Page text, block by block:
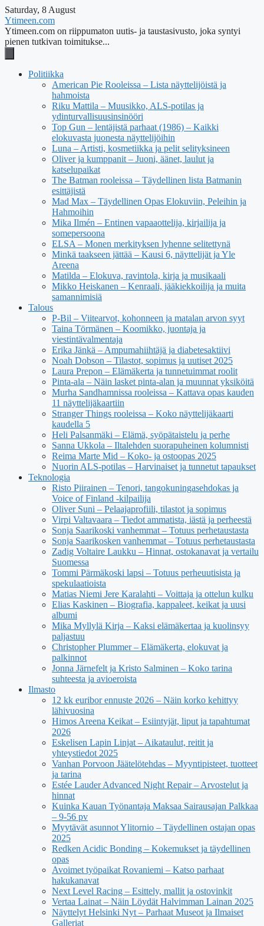
Saturday, 8 August
Ytimeen.com
Ytimeen.com on riippumaton uutis- ja taustasivusto, joka syntyi
pienen tutkivan toimitukse...
Politiikka
American Pie Rooleissa – Lista näyttelijöistä ja
hahmoista
Riku Mattila – Muusikko, ALS-potilas ja
ydinturvallisuusinsinööri
Top Gun – lentäjistä parhaat (1986) – Kaikki
elokuvasta juonesta näyttelijöihin
Luna – Artisti, kosmetiikka ja pelit selityksineen
Oliver ja kumppanit – Juoni, äänet, laulut ja
katselupaikat
The Batman rooleissa – Täydellinen lista Batmanin
esittäjistä
Mad Max – Täydellinen Opas Elokuviin, Peleihin ja
Hahmoihin
Mika Ilmén – Entinen vapaaottelija, kirjailija ja
somepersoona
ELSA – Monen merkityksen lyhenne selitettynä
Minkä taakseen jättää – Kausi 6, näyttelijät ja Yle
Areena
Matilda – Elokuva, ravintola, kirja ja musikaali
Mikko Heiskanen – Kenraali, jääkiekkoilija ja muita
samannimisiä
Talous
P-Bil – Viitearvot, kohonneen ja matalan arvon syyt
Taina Törmänen – Koomikko, juontaja ja
viestintävalmentaja
Erika Jänkä – Ampumahiihtäjä ja diabetesaktiivi
Noah Dobson – Tilastot, sopimus ja uutiset 2025
Laura Prepon – Elämäkerta ja tunnetuimmat roolit
Pinta-ala – Näin lasket pinta-alan ja muunnat yksiköitä
Murha Sandhamnissa rooleissa – Kattava opas kauden
11 näyttelijäkaartiin
Stranger Things rooleissa – Koko näyttelijäkaarti
kaudella 5
Heli Palsanmäki – Elämä, syöpätaistelu ja perhe
Sanna Ukkola – Iltalehden suorapuheinen kolumnisti
Reima Marte Mid – Koko- ja ostoopas 2025
Nuorin ALS-potilas – Harvinaiset ja tunnetut tapaukset
Teknologia
Risto Piirainen – Tenori, tangokuningasehdokas ja
Voice of Finland -kilpailija
Oliver Suni – Pelaajaprofiili, tilastot ja sopimus
Virpi Valtavaara – Tiedot ammatista, iästä ja perheestä
Sonja Saarikoski vanhemmat – Totuus perhetaustasta
Sonja Saarikosken vanhemmat – Totuus perhetaustasta
Zadig Voltaire Laukku – Hinnat, ostokanavat ja vertailu
Suomessa
Tommi Pärmäkoski lapsi – Totuus perheuutisista ja
spekulaatioista
Matias Niemi Jere Karalahti – Voittaja ja ottelun kulku
Elias Kaskinen – Biografia, kappaleet, keikat ja uusi
albumi
Mika Myllylä Kirja – Kaksi elämäkertaa ja kuolinsyy
paljastuu
Christopher Plummer – Elämäkerta, elokuvat ja
palkinnot
Jonna Järnefelt ja Kristo Salminen – Koko tarina
suhteesta ja avioeroista
Ilmasto
12 kk euribor ennuste 2026 – Näin korko kehittyy
lähivuosina
Himos Areena Keikat – Esiintyjät, liput ja tapahtumat
2026
Eskelisen Lapin Linjat – Aikataulut, reitit ja
yhteystiedot 2025
Vanhan Porvoon Jäätelötehdas – Myyntipisteet, tuotteet
ja tarina
Estée Lauder Advanced Night Repair – Arvostelut ja
hinnat
Kuinka Kauan Työnantaja Maksaa Sairausajan Palkkaa
– 9-56 pv
Myytävät asunnot Ylitornio – Täydellinen ostajan opas
2025
Redken Acidic Bonding – Kokemukset ja täydellinen
opas
Avoimet työpaikat Rovaniemi – Katso parhaat
hakukanavat
Next Level Racing – Esittely, mallit ja ostovinkit
Vertaa Lainat – Näin Löydät Halvimman Lainan 2025
Näyttelyt Helsinki Nyt – Parhaat Museot ja Ilmaiset
Galleriat